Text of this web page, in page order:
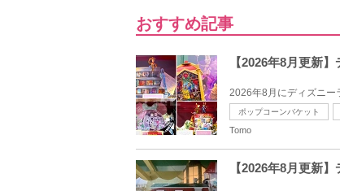
おすすめ記事
【2026年8月更新
2026年8月にディズニー
ポップコーンバケット
Tomo
【2026年8月更新